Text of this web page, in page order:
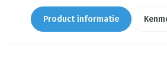
Product informatie